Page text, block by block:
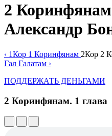
2 Коринфянам
Александр
‹ 1Кор 1 Коринфянам 2Кор 2
Гал Галатам ›
ПОДДЕРЖАТЬ ДЕНЬГАМИ
2 Коринфянам. 1 глава